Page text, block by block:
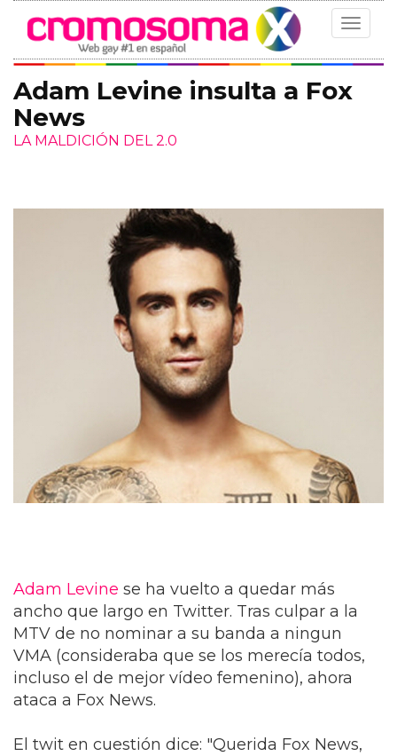
Toggle
Adam Levine insulta a Fox
News
LA MALDICIÓN DEL 2.0
Adam Levine se ha vuelto a quedar más
ancho que largo en Twitter. Tras culpar a la
MTV de no nominar a su banda a ningun
VMA (consideraba que se los merecía todos,
incluso el de mejor vídeo femenino), ahora
ataca a Fox News.
El twit en cuestión dice: "Querida Fox News,